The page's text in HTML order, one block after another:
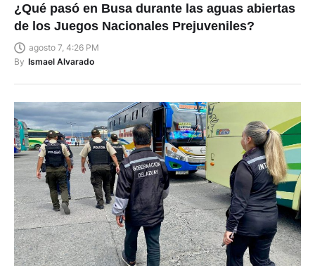
¿Qué pasó en Busa durante las aguas abiertas
de los Juegos Nacionales Prejuveniles?
agosto 7, 4:26 PM
By Ismael Alvarado